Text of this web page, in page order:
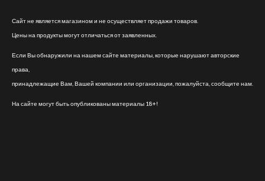
Сайт не является магазином и не осуществляет продажи товаров.
Цены на продукты могут отличаться от заявленных.
Если Вы обнаружили на нашем сайте материалы, которые нарушают авторские
права,
принадлежащие Вам, Вашей компании или организации, пожалуйста, сообщите нам.
На сайте могут быть опубликованы материалы 18+!